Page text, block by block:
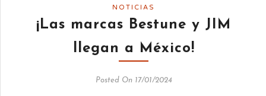
NOTICIAS
¡Las marcas Bestune y JIM
llegan a México!
Posted On 17/01/2024